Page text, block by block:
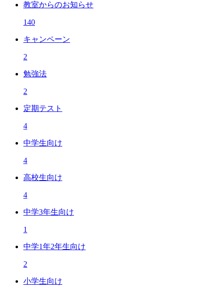
教室からのお知らせ
140
キャンペーン
2
勉強法
2
定期テスト
4
中学生向け
4
高校生向け
4
中学3年生向け
1
中学1年2年生向け
2
小学生向け